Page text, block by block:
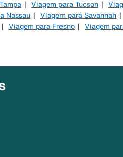
Viagem para Tucson
Nassau Viagem para Savannah
Viagem para Fresno
Viagem